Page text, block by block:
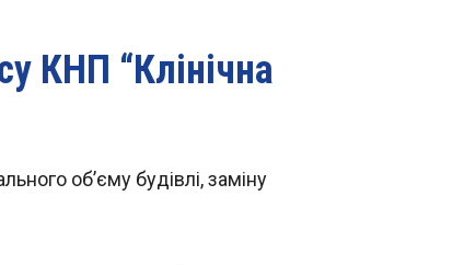
КНП “Клінічна
об’єму будівлі, заміну